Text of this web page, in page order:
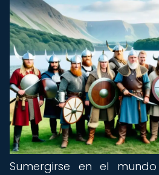
Sumergirse en el